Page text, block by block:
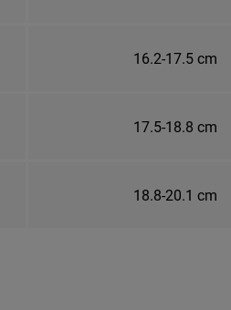
16.2-17.5 cm
17.5-18.8 cm
18.8-20.1 cm